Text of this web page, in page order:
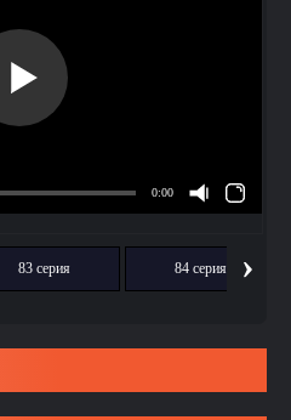
83 серия 84 серия ›